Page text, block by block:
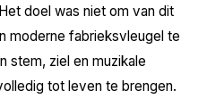
doel was niet om van dit
moderne fabrieksvleugel te
stem, ziel en muzikale
tot leven te brengen.